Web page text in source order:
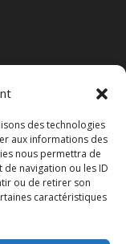
des technologies
aux informations des
nous permettra de
navigation ou les ID
ou de retirer son
caractéristiques